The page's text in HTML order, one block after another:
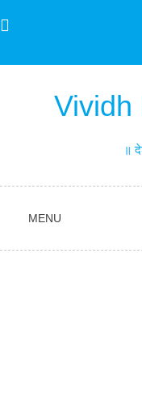
to
Vividh
॥
MENU